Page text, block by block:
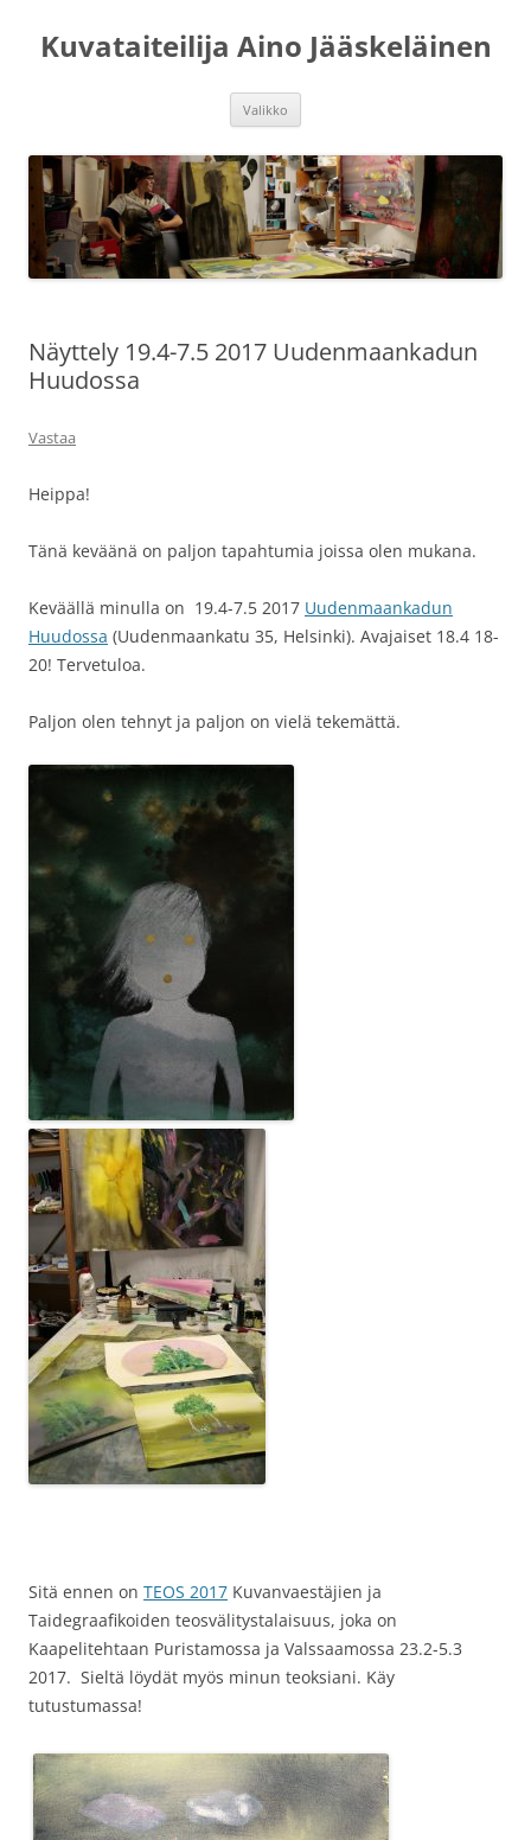
Kuvataiteilija Aino Jääskeläinen
Valikko
Näyttely 19.4-7.5 2017 Uudenmaankadun
Huudossa
Vastaa
Heippa!
Tänä keväänä on paljon tapahtumia joissa olen mukana.
Keväällä minulla on 19.4-7.5 2017 Uudenmaankadun
Huudossa (Uudenmaankatu 35, Helsinki). Avajaiset 18.4 18-
20! Tervetuloa.
Paljon olen tehnyt ja paljon on vielä tekemättä.
Sitä ennen on TEOS 2017 Kuvanvaestäjien ja
Taidegraafikoiden teosvälitystalaisuus, joka on
Kaapelitehtaan Puristamossa ja Valssaamossa 23.2-5.3
2017. Sieltä löydät myös minun teoksiani. Käy
tutustumassa!